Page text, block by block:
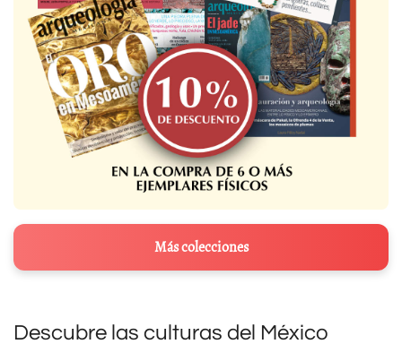
Más colecciones
Descubre las culturas del México